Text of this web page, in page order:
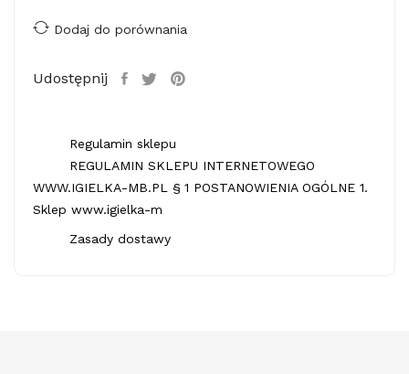
Dodaj do porównania
Udostępnij
Regulamin sklepu
REGULAMIN SKLEPU INTERNETOWEGO
WWW.IGIELKA-MB.PL § 1 POSTANOWIENIA OGÓLNE 1.
Sklep www.igielka-m
Zasady dostawy